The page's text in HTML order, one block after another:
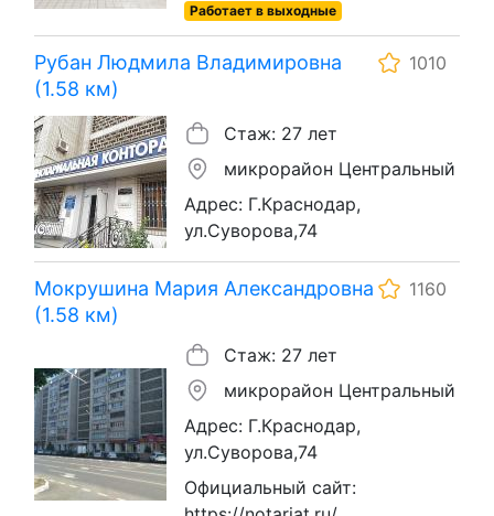
Работает в выходные
Рубан Людмила Владимировна
(1.58 км)
1010
Стаж: 27 лет
микрорайон Центральный
Адрес: Г.Краснодар,
ул.Суворова,74
Мокрушина Мария Александровна
(1.58 км)
1160
Стаж: 27 лет
микрорайон Центральный
Адрес: Г.Краснодар,
ул.Суворова,74
Официальный сайт: